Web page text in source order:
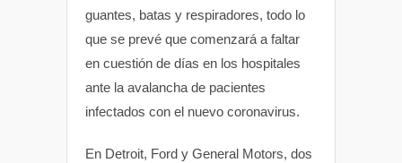
guantes, batas y respiradores, todo lo
que se prevé que comenzará a faltar
en cuestión de días en los hospitales
ante la avalancha de pacientes
infectados con el nuevo coronavirus.
En Detroit, Ford y General Motors, dos